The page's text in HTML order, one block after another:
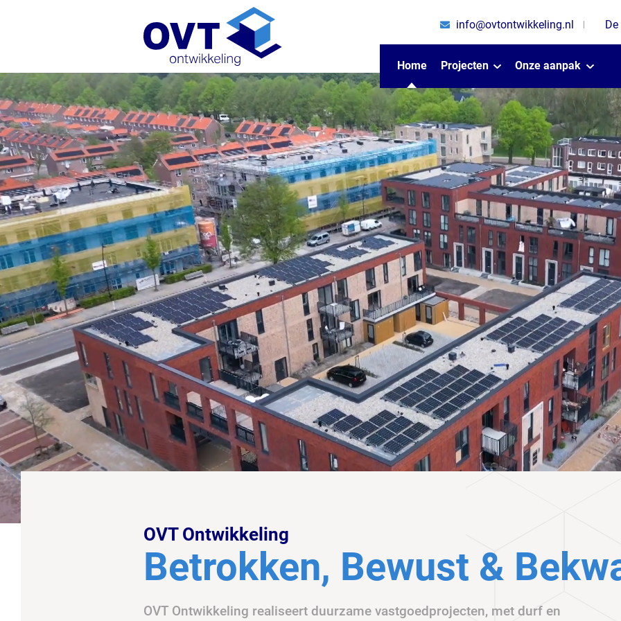
info@ovtontwikkeling.nl
Home Projecten Onze aanpak
OVT Ontwikkeling
Betrokken, Bewust &
OVT Ontwikkeling realiseert duurzame vastgoedprojecten, met durf en